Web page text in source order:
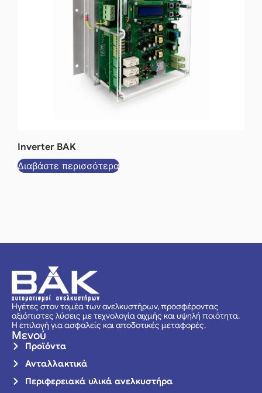
Inverter BAK
Διαβάστε περισσότερα
Ηγέτες στον τομέα των ανελκυστήρων, προσφέροντας
αξιόπιστες λύσεις με τεχνολογία αιχμής και υψηλή ποιότητα.
Η επιλογή για ασφαλείς και αποδοτικές μεταφορές.
Μενού
Προϊόντα
Ανταλλακτικά
Περιφερειακά υλικά ανελκυστήρα